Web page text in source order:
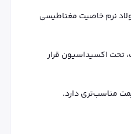
نرم خاصیت مغناطیسی
اکسیداسیون قرار
مناسب‌تری دارد.